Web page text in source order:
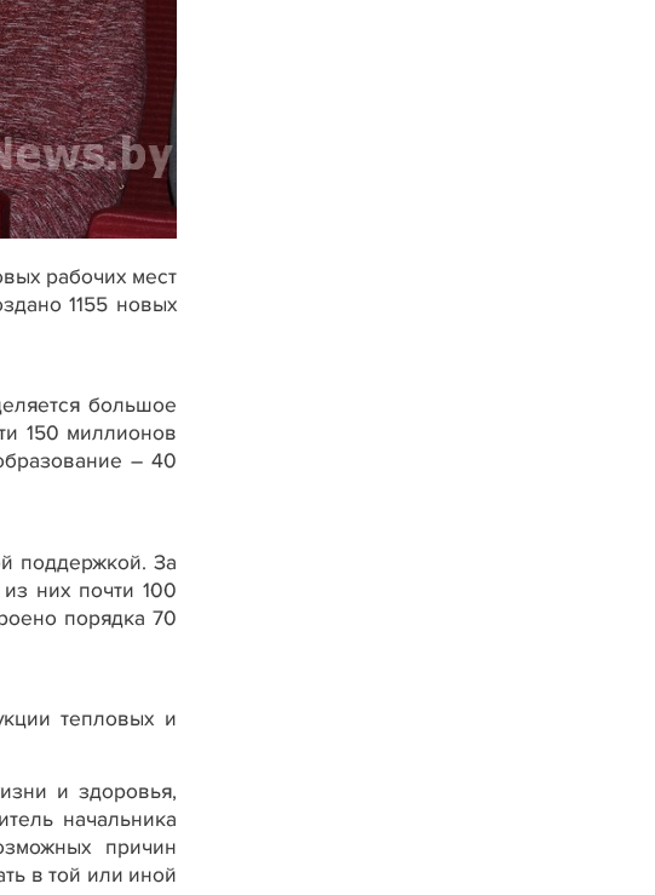
рабочих мест
1155 новых
большое
150 миллионов
– 40
поддержкой. За
них почти 100
порядка 70
тепловых и
и здоровья,
начальника
причин
в той или иной